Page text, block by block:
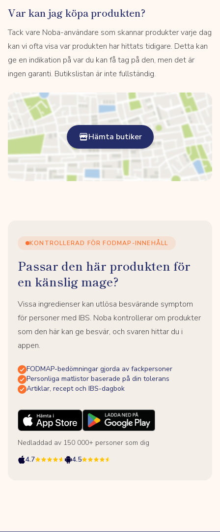
Var kan jag köpa produkten?
Tack vare Noba-användare som skannar produkter varje dag
kan vi ofta visa var produkten har hittats tidigare. Detta kan
ge en indikation på var du kan få tag på den, men det är
ingen garanti. Butikslistan är inte fullständig.
Hämta butiker
KONTROLLERAD FÖR FODMAP-INNEHÅLL
Passar den här produkten för
en känslig mage?
Vissa ingredienser kan utlösa besvärande symptom
för personer med IBS. Noba kontrollerar om produkter
som den här kan ge besvär, och svaren hittar du i
appen.
FODMAP-bedömningar gjorda av fackpersoner
Personliga matlistor baserade på din tolerans
Artiklar, recept och IBS-dagbok
Nedladdad av 150 000+ personer som dig
4.7
4.5